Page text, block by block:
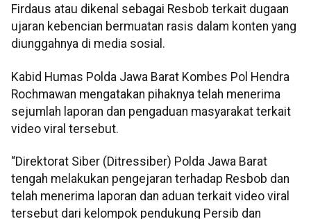
Firdaus atau dikenal sebagai Resbob terkait dugaan
ujaran kebencian bermuatan rasis dalam konten yang
diunggahnya di media sosial.
Kabid Humas Polda Jawa Barat Kombes Pol Hendra
Rochmawan mengatakan pihaknya telah menerima
sejumlah laporan dan pengaduan masyarakat terkait
video viral tersebut.
“Direktorat Siber (Ditressiber) Polda Jawa Barat
tengah melakukan pengejaran terhadap Resbob dan
telah menerima laporan dan aduan terkait video viral
tersebut dari kelompok pendukung Persib dan